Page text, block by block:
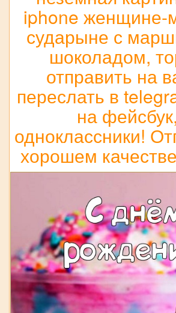
iphone женщине-
сударыне с
шоколадом,
отправить на
переслать в
на
одноклассники!
хорошем